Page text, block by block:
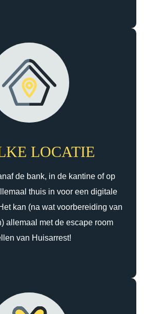
LOCATIE
de bank, in de kantine of op
thuis in voor een digitale
kan (na wat voorbereiding van
allemaal met de escape room
van Huisarrest!